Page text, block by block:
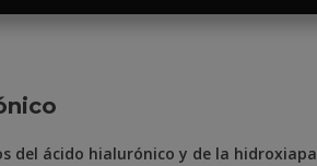
del ácido hialurónico y de la